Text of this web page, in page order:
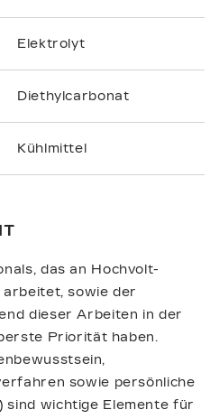
Elektrolyt
Diethylcarbonat
Kühlmittel
das an Hochvolt-
sowie der
dieser Arbeiten in der
Priorität haben.
sowie persönliche
sind wichtige Elemente für